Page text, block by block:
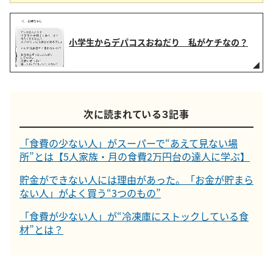
小学生からデパコスおねだり 私がケチなの？
次に読まれている３記事
「食費の少ない人」がスーパーで“あえて見ない場
所”とは【5人家族・月の食費2万円台の達人に学ぶ】
貯金ができない人には理由があった。「お金が貯まら
ない人」がよく買う“3つのもの”
「食費が少ない人」が“冷凍庫にストックしている食
材”とは？